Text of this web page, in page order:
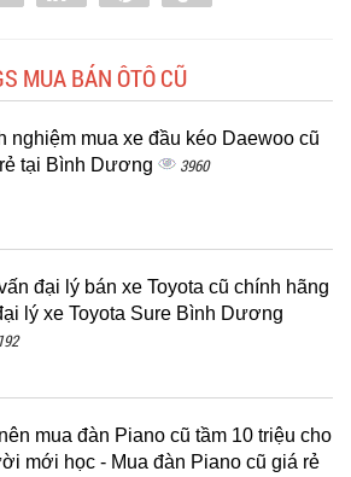
MUA BÁN ÔTÔ CŨ
nghiệm mua xe đầu kéo Daewoo cũ
tại Bình Dương
3960
đại lý bán xe Toyota cũ chính hãng
lý xe Toyota Sure Bình Dương
mua đàn Piano cũ tầm 10 triệu cho
mới học - Mua đàn Piano cũ giá rẻ